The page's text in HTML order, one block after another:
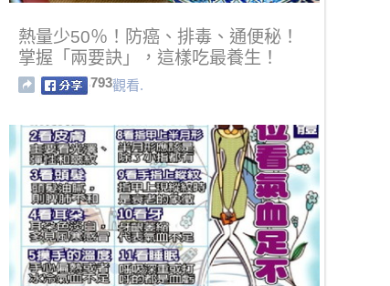
熱量少50％！防癌、排毒、通便秘！
掌握「兩要訣」，這樣吃最養生！
793觀看.